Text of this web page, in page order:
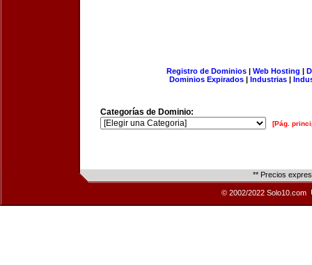
Registro de Dominios| Web Hosting |
Dominios Expirados | Industrias |
Categorías de Dominio:
[Pág.
** Precios
© 2002/2022 Solo10.com